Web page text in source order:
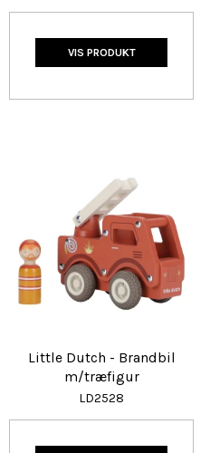
VIS PRODUKT
Little Dutch - Brandbil
m/træfigur
LD2528